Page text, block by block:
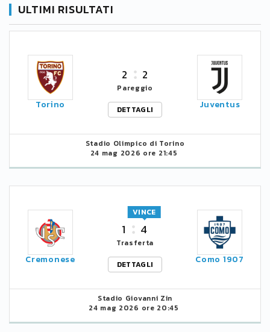
ULTIMI RISULTATI
Torino
2 2
Pareggio
DETTAGLI
Juventus
Stadio Olimpico di Torino
24 mag 2026 ore 21:45
Cremonese
1 4
VINCE
Trasferta
DETTAGLI
Como 1907
Stadio Giovanni Zin
24 mag 2026 ore 20:45